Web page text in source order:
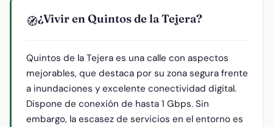
🧭¿Vivir en Quintos de la Tejera?
Quintos de la Tejera es una calle con aspectos
mejorables, que destaca por su zona segura frente
a inundaciones y excelente conectividad digital.
Dispone de conexión de hasta 1 Gbps. Sin
embargo, la escasez de servicios en el entorno es